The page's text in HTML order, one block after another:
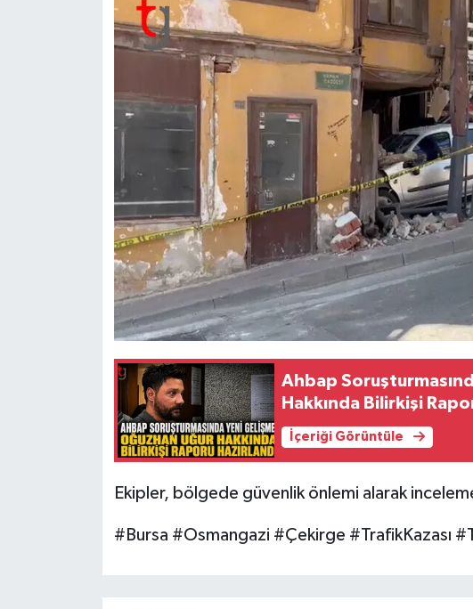
Ahbap
Hakkında Bilirkişi
İçeriği Görüntüle
Ekipler, bölgede güvenlik önlemi alarak
#Bursa #Osmangazi #Çekirge #TrafikKazası